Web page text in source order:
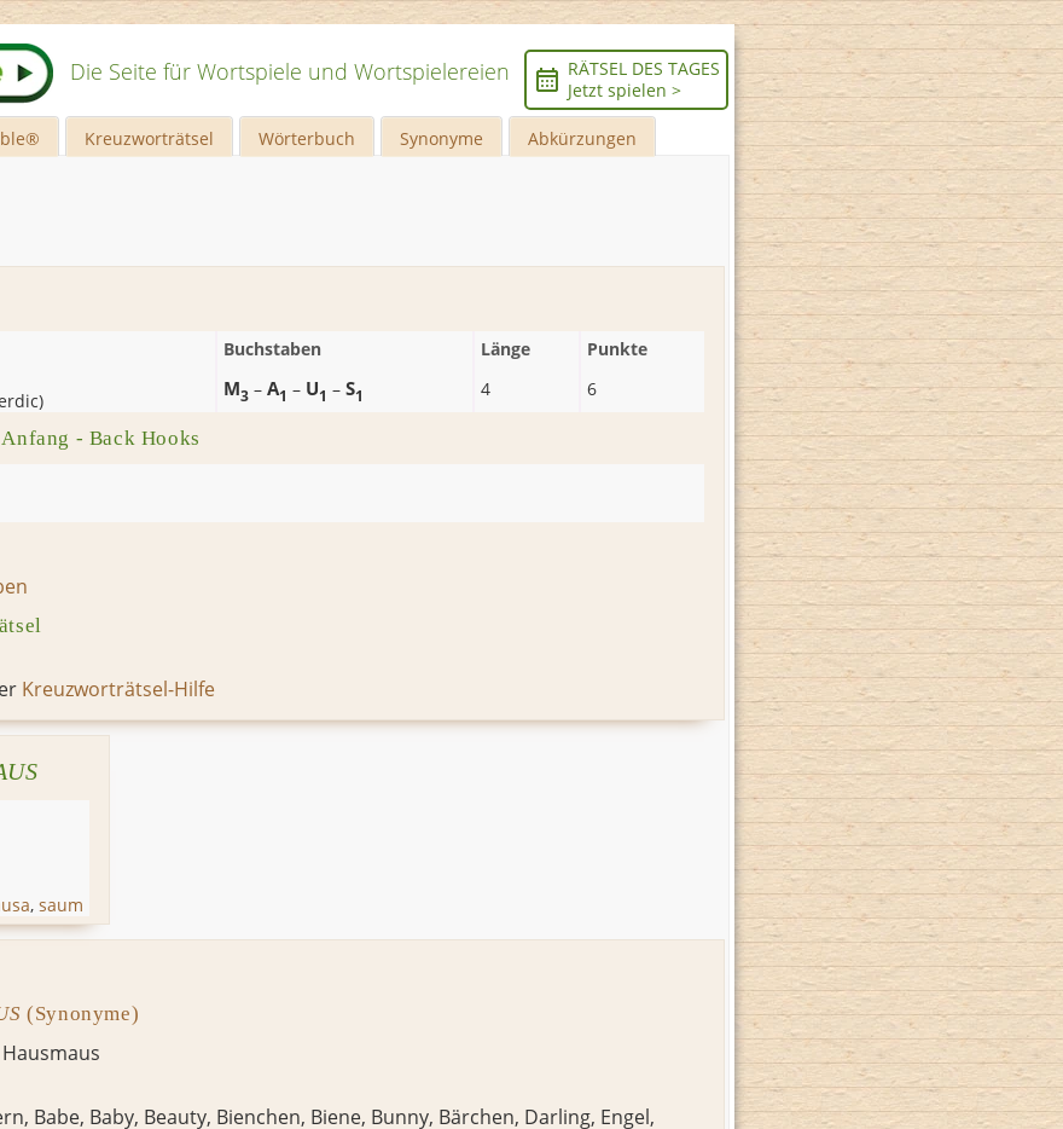
Die Seite für Wortspiele und Wortspielereien
RÄTSEL DES TAGES
Jetzt spielen >
Kreuzworträtsel Wörterbuch Synonyme Abkürzungen
Buchstaben Länge
Punkte
) M3 – A1 – U1 – S1 4 6
- Back Hooks
Kreuzworträtsel-Hilfe
, saum
(Synonyme)
Hausmaus
, Babe, Baby, Beauty, Bienchen, Biene, Bunny, Bärchen, Darling, Engel,